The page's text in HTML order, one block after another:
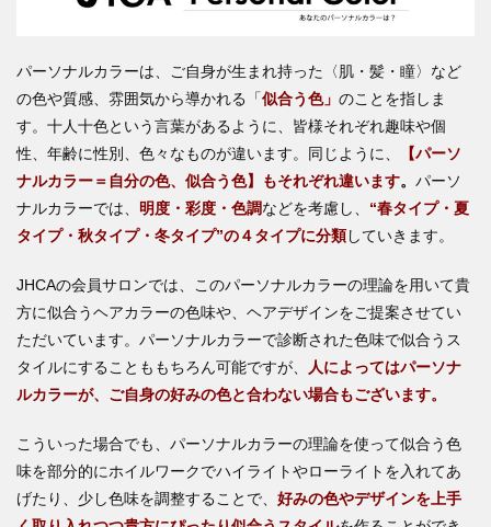
パーソナルカラーは、ご自身が生まれ持った〈肌・髪・瞳〉など
の色や質感、雰囲気から導かれる「似合う色」 のことを指しま
す。十人十色という言葉があるように、皆様それぞれ趣味や個
性、年齢に性別、色々なものが違います。同じように、
【パーソ
ナルカラー＝自分の色、似合う色】もそれぞれ違います。 パーソ
ナルカラーでは、 明度・彩度・色調などを考慮し、 “春タイプ・夏
タイプ・秋タイプ・冬タイプ”の４タイプに分類していきます。
JHCAの会員サロンでは、このパーソナルカラーの理論を用いて貴
方に似合うヘアカラーの色味や、ヘアデザインをご提案させてい
ただいています。パーソナルカラーで診断された色味で似合うス
タイルにすることももちろん可能ですが、
人によってはパーソナ
ルカラーが、ご自身の好みの色と合わない場合もございます。
こういった場合でも、パーソナルカラーの理論を使って似合う色
味を部分的にホイルワークでハイライトやローライトを入れてあ
げたり、少し色味を調整することで、 好みの色やデザインを上手